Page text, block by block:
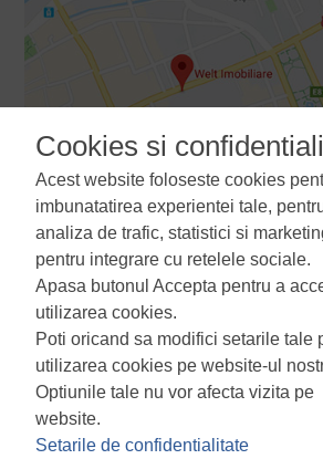
Termeni si conditii Politica de
utilizare a cookie-urilor
Cookies si
Acest website foloseste cookies
imbunatatirea experientei tale,
analiza de trafic, statistici si
pentru integrare cu retelele sociale.
Apasa butonul Accepta pentru a
utilizarea cookies.
Poti oricand sa modifici setarile tale
utilizarea cookies pe website-ul
Optiunile tale nu vor afecta vizita pe
website.
Setarile de confidentialitate